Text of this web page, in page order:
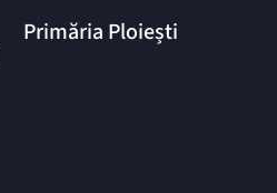
Primăria Ploiești